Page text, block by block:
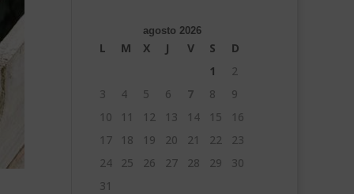
agosto 2026
L M X J V S
D
1
2
3
4 5 6 7 8
9
10
11 12 13 14 15
16
17
18 19 20 21 22
23
24
25 26 27 28 29
30
31